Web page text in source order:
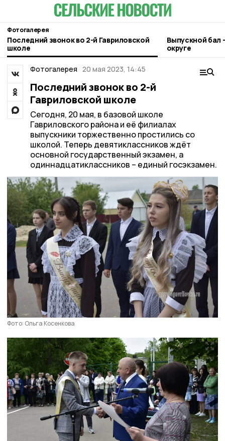
Фотогалерея
Последний звонок во 2-й Гавриловской
школе
Выпускной бал
округе
Фотогалерея 20 мая 2023, 14:45
Последний звонок во 2-й
Гавриловской школе
Сегодня, 20 мая, в базовой школе
Гавриловского района и её филиалах
выпускники торжественно простились со
школой. Теперь девятиклассников ждёт
основной государственный экзамен, а
одиннадцатиклассников – единый госэкзамен.
Фото: Ольга Косенкова